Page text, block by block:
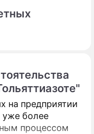
на предприятии
уже более
процессом